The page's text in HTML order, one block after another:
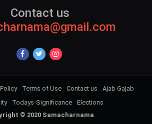
Contact us
© 2020 Samacharnama
Terms of Use Contact us
Ajab Gajab
Todays-Significance Elections